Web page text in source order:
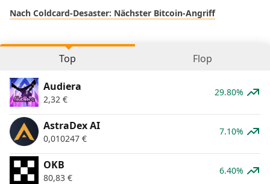
Nach Coldcard-Desaster: Nächster Bitcoin-Angriff
Top Flop
Audiera
2,32 €
29.80%
AstraDex AI
0,010247 €
7.10%
OKB
80,83 €
6.40%